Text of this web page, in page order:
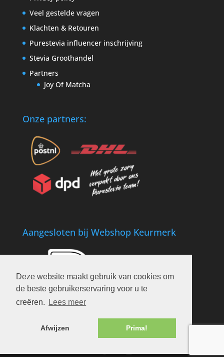
Deze website maakt gebruik van cookies om
de beste gebruikerservaring voor u te
creëren.
Lees meer
Afwijzen Prima!
Veel gestelde vragen
Klachten & Retouren
Purestevia influencer inschrijving
Stevia Groothandel
Partners
Joy Of Matcha
Onze partners:
Aangesloten bij Webshop Keurmerk